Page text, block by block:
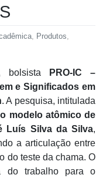
Produtos
bolsista
PRO-IC –
e Significados em
. A pesquisa, intitulada
modelo atômico de
Luís Silva da Silva,
a articulação entre
do teste da chama. O
do trabalho para o